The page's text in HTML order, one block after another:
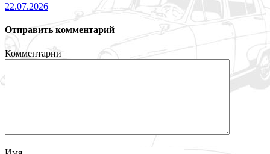
22.07.2026
Отправить комментарий
Комментарии